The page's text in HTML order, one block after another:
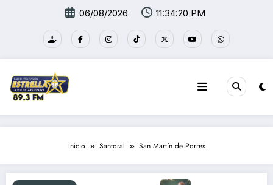
06/08/2026 11:34:20 PM
Inicio Santoral San Martín de Porres